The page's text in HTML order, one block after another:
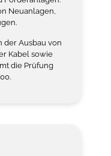
Neuanlagen,
der Ausbau von
Kabel sowie
die Prüfung